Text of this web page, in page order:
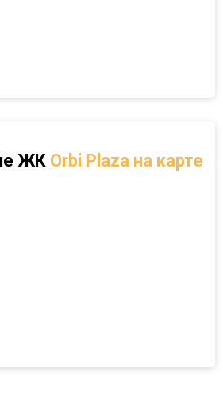
ЖК Orbi Plaza на карте